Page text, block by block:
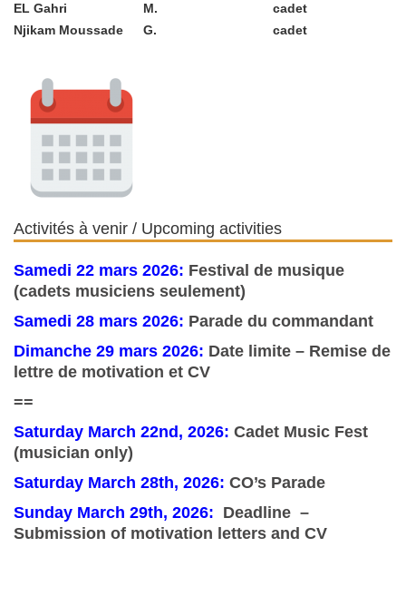
EL Gahri
M.
cadet
Njikam Moussade
G. cadet
Activités à venir / Upcoming activities
Samedi 22 mars 2026: Festival de musique
(cadets musiciens seulement)
Samedi 28 mars 2026: Parade du commandant
Dimanche 29 mars 2026: Date limite – Remise de
lettre de motivation et CV
==
Saturday March 22nd, 2026: Cadet Music Fest
(musician only)
Saturday March 28th, 2026: CO’s Parade
Sunday March 29th, 2026: Deadline –
Submission of motivation letters and CV